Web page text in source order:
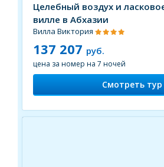
Целебный воздух и
вилле в Абхазии
Вилла Виктория
137 207 руб.
цена за номер на 7 ночей
Смотреть тур